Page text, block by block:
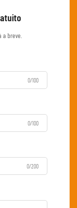
a breve.
0/100
0/100
0/200